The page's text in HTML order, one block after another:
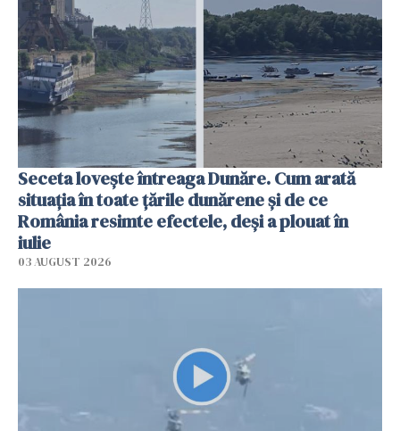
Seceta lovește întreaga Dunăre. Cum arată
situația în toate țările dunărene și de ce
România resimte efectele, deși a plouat în
iulie
03 AUGUST 2026